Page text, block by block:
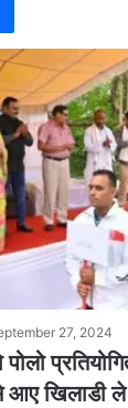
27, 2024
पोलो
खिलाडी ले